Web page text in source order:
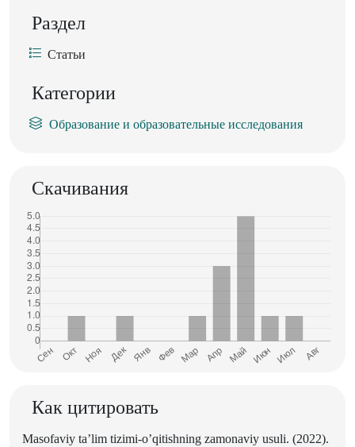
Раздел
Статьи
Категории
Образование и образовательные исследования
Скачивания
Как цитировать
Masofaviy ta’lim tizimi-o’qitishning zamonaviy usuli. (2022).